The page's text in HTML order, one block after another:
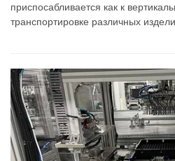
приспосабливается как к
транспортировке различных